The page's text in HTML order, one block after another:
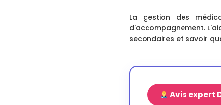
La gestion des
d'accompagnement.
secondaires et savoir
Avis expert